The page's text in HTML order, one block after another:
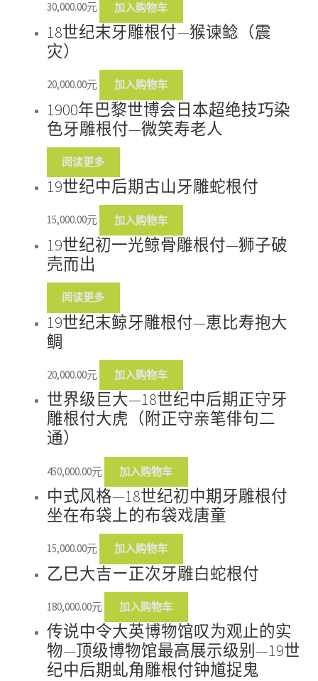
30,000.00元 加入购物车
18世纪末牙雕根付—猴谏鲶（震
灾）
20,000.00元 加入购物车
1900年巴黎世博会日本超绝技巧染
色牙雕根付—微笑寿老人
阅读更多
19世纪中后期古山牙雕蛇根付
15,000.00元 加入购物车
19世纪初一光鲸骨雕根付—狮子破
壳而出
阅读更多
19世纪末鲸牙雕根付—恵比寿抱大
鲷
20,000.00元 加入购物车
世界级巨大—18世纪中后期正守牙
雕根付大虎（附正守亲笔俳句二
通）
450,000.00元 加入购物车
中式风格—18世纪初中期牙雕根付
坐在布袋上的布袋戏唐童
15,000.00元 加入购物车
乙巳大吉ー正次牙雕白蛇根付
180,000.00元 加入购物车
传说中令大英博物馆叹为观止的实
物—顶级博物馆最高展示级别—19世
纪中后期虬角雕根付钟馗捉鬼